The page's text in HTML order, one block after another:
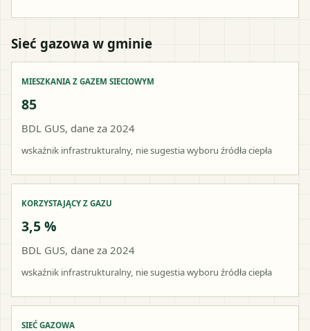
Sieć gazowa w gminie
MIESZKANIA Z GAZEM SIECIOWYM
85
BDL GUS, dane za 2024
wskaźnik infrastrukturalny, nie sugestia wyboru źródła ciepła
KORZYSTAJĄCY Z GAZU
3,5 %
BDL GUS, dane za 2024
wskaźnik infrastrukturalny, nie sugestia wyboru źródła ciepła
SIEĆ GAZOWA